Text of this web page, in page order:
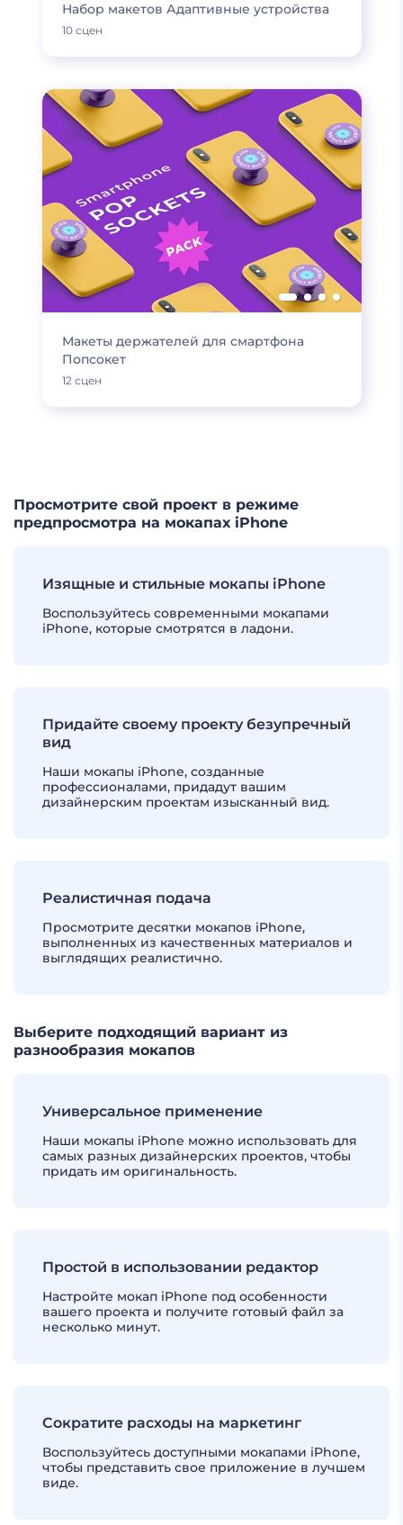
Набор макетов Адаптивные устройства
10 сцен
Макеты держателей для смартфона
Попсокет
12 сцен
Просмотрите свой проект в режиме
предпросмотра на мокапах iPhone
Изящные и стильные мокапы iPhone
Воспользуйтесь современными мокапами
iPhone, которые смотрятся в ладони.
Придайте своему проекту безупречный
вид
Наши мокапы iPhone, созданные
профессионалами, придадут вашим
дизайнерским проектам изысканный вид.
Реалистичная подача
Просмотрите десятки мокапов iPhone,
выполненных из качественных материалов и
выглядящих реалистично.
Выберите подходящий вариант из
разнообразия мокапов
Универсальное применение
Наши мокапы iPhone можно использовать для
самых разных дизайнерских проектов, чтобы
придать им оригинальность.
Простой в использовании редактор
Настройте мокап iPhone под особенности
вашего проекта и получите готовый файл за
несколько минут.
Сократите расходы на маркетинг
Воспользуйтесь доступными мокапами iPhone,
чтобы представить свое приложение в лучшем
виде.